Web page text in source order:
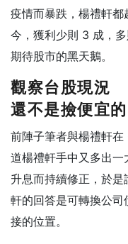
疫情而暴跌，楊禮軒
今，獲利少則 3 成，
期待股市的黑天鵝。
觀察台股現況
還不是撿便宜
前陣子筆者與楊禮軒
道楊禮軒手中又多出一
升息而持續修正，於
軒的回答是可轉換公司
接的位置。